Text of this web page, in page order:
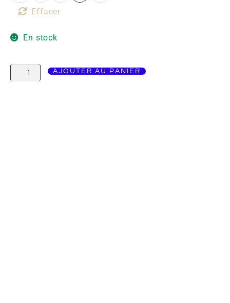
Effacer
En stock
AJOUTER AU PANIER